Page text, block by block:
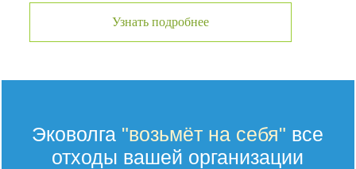
Узнать подробнее
Эковолга "возьмёт на себя" все
отходы вашей организации